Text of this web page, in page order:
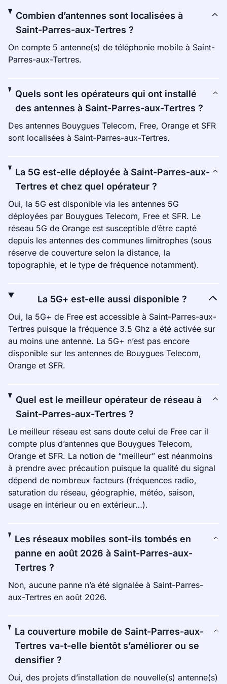
Combien d’antennes sont localisées à
Saint-Parres-aux-Tertres ?
On compte 5 antenne(s) de téléphonie mobile à Saint-
Parres-aux-Tertres.
Quels sont les opérateurs qui ont installé
des antennes à Saint-Parres-aux-Tertres ?
Des antennes Bouygues Telecom, Free, Orange et SFR
sont localisées à Saint-Parres-aux-Tertres.
La 5G est-elle déployée à Saint-Parres-aux-
Tertres et chez quel opérateur ?
Oui, la 5G est disponible via les antennes 5G
déployées par Bouygues Telecom, Free et SFR. Le
réseau 5G de Orange est susceptible d’être capté
depuis les antennes des communes limitrophes (sous
réserve de couverture selon la distance, la
topographie, et le type de fréquence notamment).
La 5G+ est-elle aussi disponible ?
Oui, la 5G+ de Free est accessible à Saint-Parres-aux-
Tertres puisque la fréquence 3.5 Ghz a été activée sur
au moins une antenne. La 5G+ n’est pas encore
disponible sur les antennes de Bouygues Telecom,
Orange et SFR.
Quel est le meilleur opérateur de réseau à
Saint-Parres-aux-Tertres ?
Le meilleur réseau est sans doute celui de Free car il
compte plus d’antennes que Bouygues Telecom,
Orange et SFR. La notion de “meilleur” est néanmoins
à prendre avec précaution puisque la qualité du signal
dépend de nombreux facteurs (fréquences radio,
saturation du réseau, géographie, météo, saison,
usage en intérieur ou en extérieur…).
Les réseaux mobiles sont-ils tombés en
panne en août 2026 à Saint-Parres-aux-
Tertres ?
Non, aucune panne n’a été signalée à Saint-Parres-
aux-Tertres en août 2026.
La couverture mobile de Saint-Parres-aux-
Tertres va-t-elle bientôt s’améliorer ou se
densifier ?
Oui, des projets d’installation de nouvelle(s) antenne(s)